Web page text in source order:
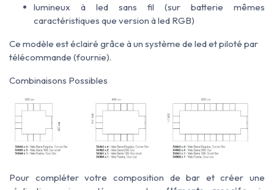
lumineux à led sans fil (sur batterie mêmes
caractéristiques que version à led RGB)
Ce modèle est éclairé grâce à un système de led et piloté par
télécommande (fournie).
Combinaisons Possibles
Pour compléter votre composition de bar et créer une